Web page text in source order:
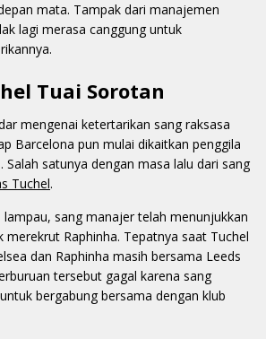
mata. Tampak dari manajemen
lagi merasa canggung untuk
Tuai Sorotan
mengenai ketertarikan sang raksasa
Barcelona pun mulai dikaitkan penggila
Salah satunya dengan masa lalu dari sang
Tuchel.
sang manajer telah menunjukkan
merekrut Raphinha. Tepatnya saat Tuchel
dan Raphinha masih bersama Leeds
tersebut gagal karena sang
bergabung bersama dengan klub